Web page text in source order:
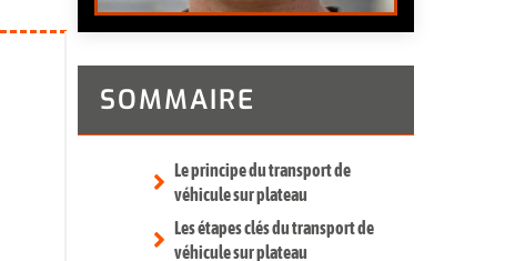
SOMMAIRE
Le principe du transport de
véhicule sur plateau
Les étapes clés du transport de
véhicule sur plateau